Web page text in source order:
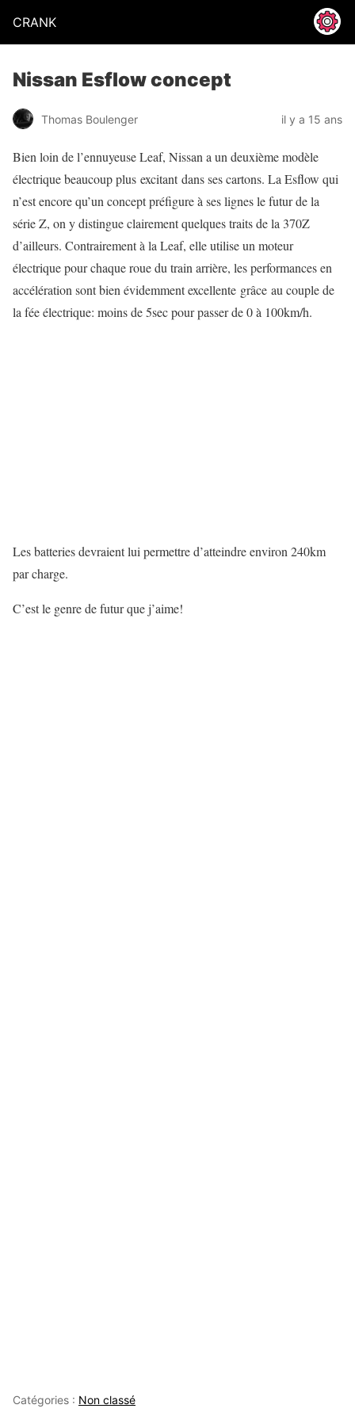
CRANK
Nissan Esflow concept
Thomas Boulenger il y a 15 ans
Bien loin de l’ennuyeuse Leaf, Nissan a un deuxième modèle
électrique beaucoup plus excitant dans ses cartons. La Esflow qui
n’est encore qu’un concept préfigure à ses lignes le futur de la
série Z, on y distingue clairement quelques traits de la 370Z
d’ailleurs. Contrairement à la Leaf, elle utilise un moteur
électrique pour chaque roue du train arrière, les performances en
accélération sont bien évidemment excellente grâce au couple de
la fée électrique: moins de 5sec pour passer de 0 à 100km/h.
Les batteries devraient lui permettre d’atteindre environ 240km
par charge.
C’est le genre de futur que j’aime!
Catégories : Non classé